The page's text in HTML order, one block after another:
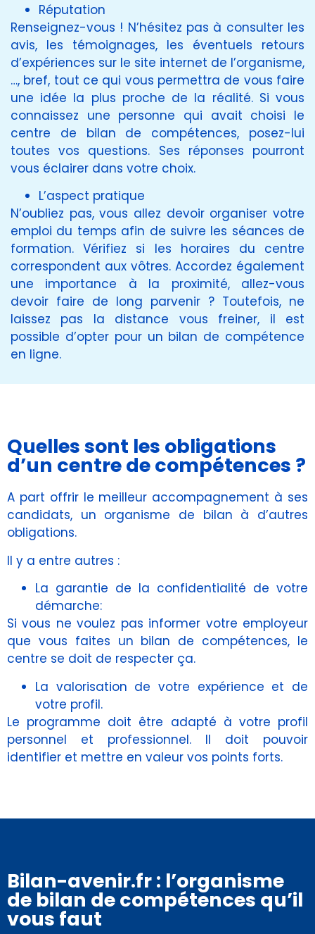
Réputation
Renseignez-vous ! N’hésitez pas à consulter les
avis, les témoignages, les éventuels retours
d’expériences sur le site internet de l’organisme,
…, bref, tout ce qui vous permettra de vous faire
une idée la plus proche de la réalité. Si vous
connaissez une personne qui avait choisi le
centre de bilan de compétences, posez-lui
toutes vos questions. Ses réponses pourront
vous éclairer dans votre choix.
L’aspect pratique
N’oubliez pas, vous allez devoir organiser votre
emploi du temps afin de suivre les séances de
formation. Vérifiez si les horaires du centre
correspondent aux vôtres. Accordez également
une importance à la proximité, allez-vous
devoir faire de long parvenir ? Toutefois, ne
laissez pas la distance vous freiner, il est
possible d’opter pour un bilan de compétence
en ligne.
Quelles sont les obligations
d’un centre de compétences ?
A part offrir le meilleur accompagnement à ses
candidats, un organisme de bilan à d’autres
obligations.
Il y a entre autres :
La garantie de la confidentialité de votre
démarche:
Si vous ne voulez pas informer votre employeur
que vous faites un bilan de compétences, le
centre se doit de respecter ça.
La valorisation de votre expérience et de
votre profil.
Le programme doit être adapté à votre profil
personnel et professionnel. Il doit pouvoir
identifier et mettre en valeur vos points forts.
Bilan-avenir.fr : l’organisme
de bilan de compétences qu’il
vous faut